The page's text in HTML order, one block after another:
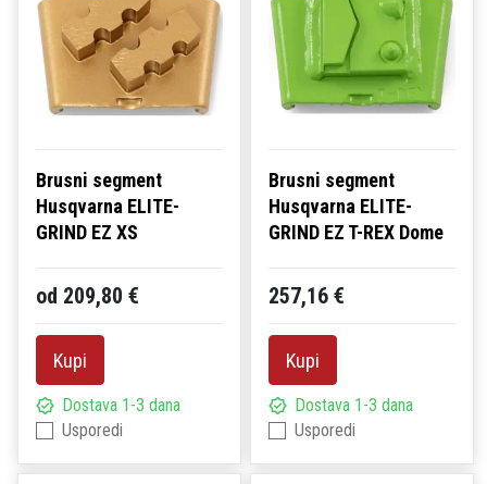
Brusni segment
Husqvarna ELITE-
GRIND EZ XS
od 209,80 €
Kupi
Dostava 1-3 dana
Usporedi
Brusni segment
Husqvarna ELITE-
GRIND EZ T-REX Dome
257,16 €
Kupi
Dostava 1-3 dana
Usporedi